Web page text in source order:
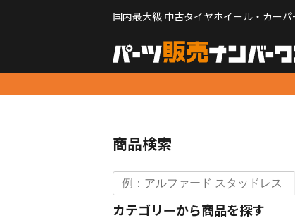
国内最大級 中古タイヤホイール・カー
商品検索
カテゴリーから商品を探す